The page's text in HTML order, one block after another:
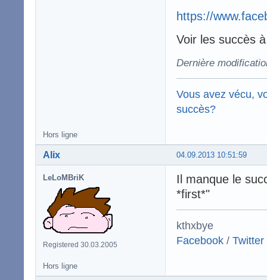
https://
Voir les succès
Dernière
Vous avez vécu,
succès?
Hors ligne
04.09.2013 10:51:59
Alix
LeLoMBriK
Registered 30.03.2005
Il manque le
*first*"
kthxbye
Facebook / Twitter
Hors ligne